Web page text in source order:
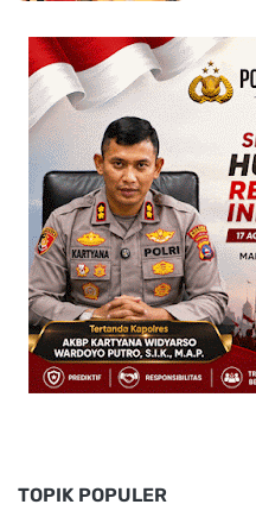
TOPIK POPULER